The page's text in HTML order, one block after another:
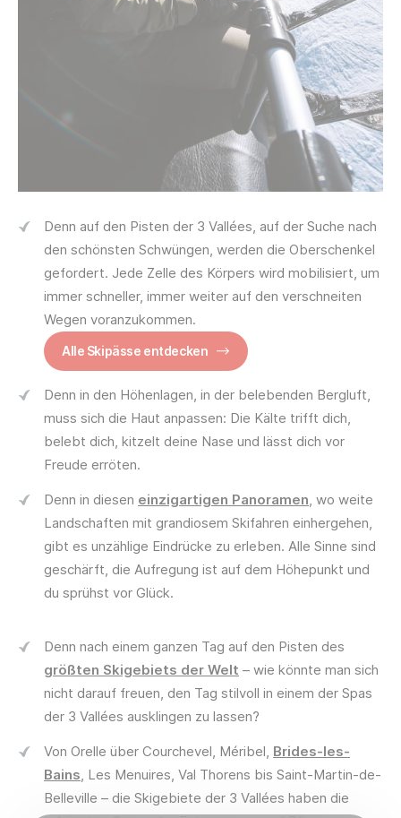
Denn auf den Pisten der 3 Vallées, auf der Suche nach
den schönsten Schwüngen, werden die Oberschenkel
gefordert. Jede Zelle des Körpers wird mobilisiert, um
immer schneller, immer weiter auf den verschneiten
Wegen voranzukommen.
Alle Skipässe entdecken
Denn in den Höhenlagen, in der belebenden Bergluft,
muss sich die Haut anpassen: Die Kälte trifft dich,
belebt dich, kitzelt deine Nase und lässt dich vor
Freude erröten.
Denn in diesen einzigartigen Panoramen, wo weite
Landschaften mit grandiosem Skifahren einhergehen,
gibt es unzählige Eindrücke zu erleben. Alle Sinne sind
geschärft, die Aufregung ist auf dem Höhepunkt und
du sprühst vor Glück.
Denn nach einem ganzen Tag auf den Pisten des
größten Skigebiets der Welt – wie könnte man sich
nicht darauf freuen, den Tag stilvoll in einem der Spas
der 3 Vallées ausklingen zu lassen?
Von Orelle über Courchevel, Méribel, Brides-les-
Bains, Les Menuires, Val Thorens bis Saint-Martin-de-
Belleville – die Skigebiete der 3 Vallées haben die
Webcams Geöffnet Wetter Strassen